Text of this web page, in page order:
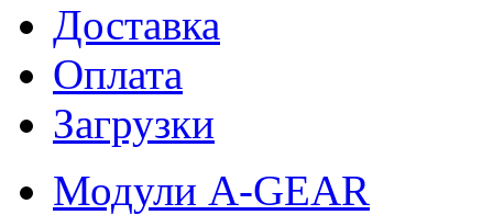
Доставка
Оплата
Загрузки
Модули A-GEAR